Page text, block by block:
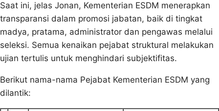
Saat ini, jelas Jonan, Kementerian ESDM menerapkan
transparansi dalam promosi jabatan, baik di tingkat
madya, pratama, administrator dan pengawas melalui
seleksi. Semua kenaikan pejabat struktural melakukan
ujian tertulis untuk menghindari subjektifitas.
Berikut nama-nama Pejabat Kementerian ESDM yang
dilantik: